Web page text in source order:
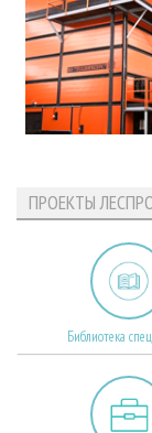
ПРОЕКТЫ
Библиотека